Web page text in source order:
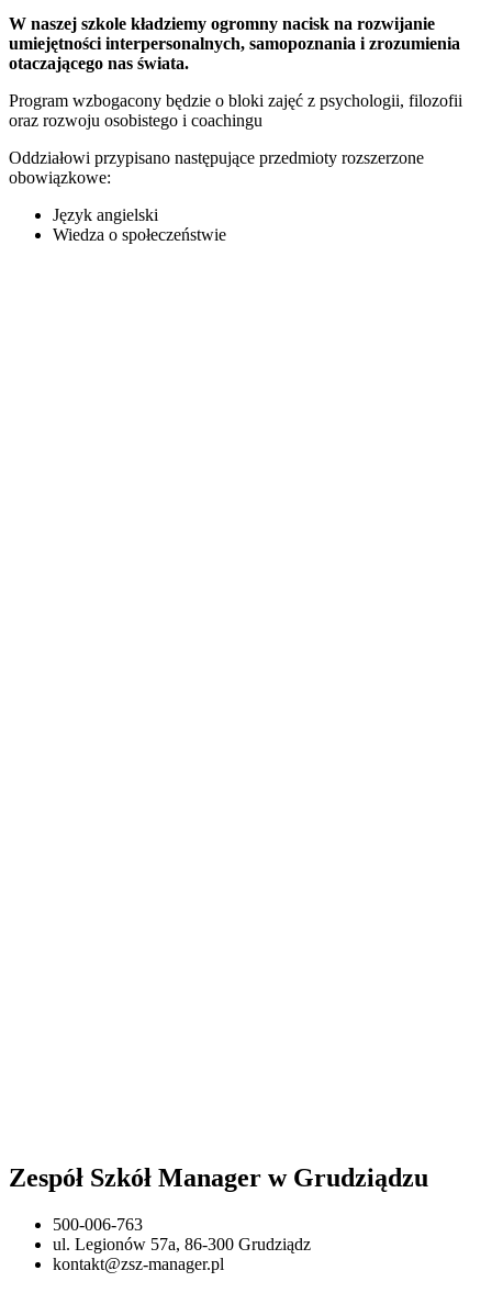
W naszej szkole kładziemy ogromny nacisk na rozwijanie
umiejętności interpersonalnych, samopoznania i zrozumienia
otaczającego nas świata.
Program wzbogacony będzie o bloki zajęć z psychologii, filozofii
oraz rozwoju osobistego i coachingu
Oddziałowi przypisano następujące przedmioty rozszerzone
obowiązkowe:
Język angielski
Wiedza o społeczeństwie
Zespół Szkół Manager w Grudziądzu
500-006-763
ul. Legionów 57a, 86-300 Grudziądz
kontakt@zsz-manager.pl